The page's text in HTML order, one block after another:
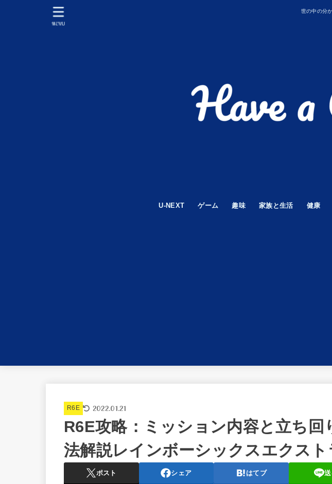
世の中の分
U-NEXT ゲーム 趣味 家族と生活 健康
MENU
R6E 2022.01.21
R6E攻略：ミッション内容と立ち回
法解説レインボーシックスエクス
ポスト シェア はてブ 送